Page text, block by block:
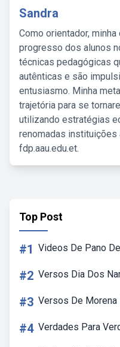
Sandra
Como orientador,
progresso dos alunos
técnicas pedagógicas
autênticas e são
entusiasmo. Minha
trajetória para se
utilizando estratégias
renomadas
fdp.aau.edu.et.
Top Post
#1 Videos De Pano
#2 Versos Dia Dos
#3 Versos De Morena
#4 Verdades Para